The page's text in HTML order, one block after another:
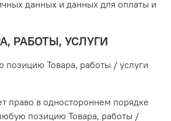
данных и данных для оплаты и
РАБОТЫ, УСЛУГИ
позицию Товара, работы / услуги
право в одностороннем порядке
позицию Товара, работы /